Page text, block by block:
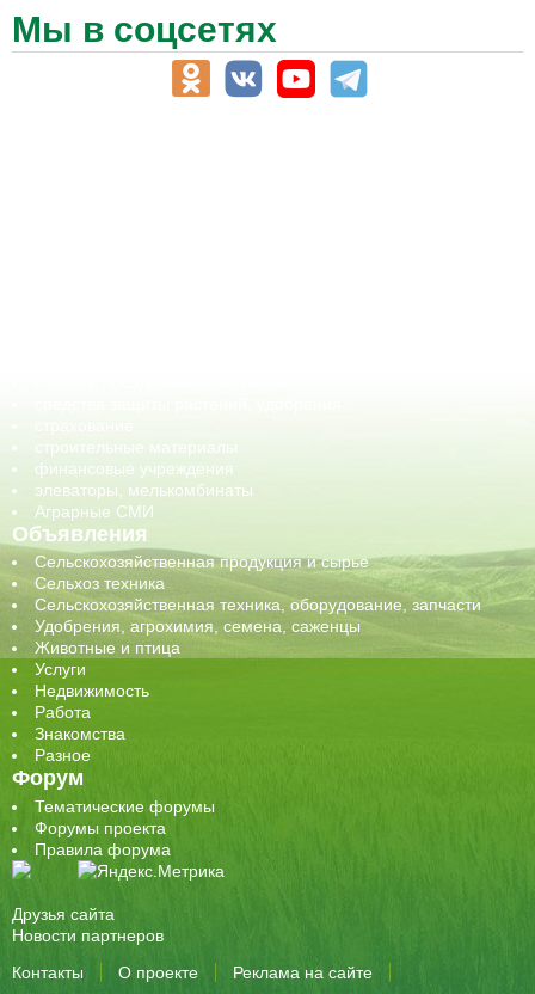
Мы в соцсетях
строительные материалы
финансовые учреждения
элеваторы, мелькомбинаты
Аграрные СМИ
Объявления
Сельскохозяйственная продукция и сырье
Сельхоз техника
Сельскохозяйственная техника, оборудование, запчасти
Удобрения, агрохимия, семена, саженцы
Животные и птица
Услуги
Недвижимость
Работа
Знакомства
Разное
Форум
Тематические форумы
Форумы проекта
Правила форума
Друзья сайта
Новости партнеров
Контакты
О проекте Реклама на сайте